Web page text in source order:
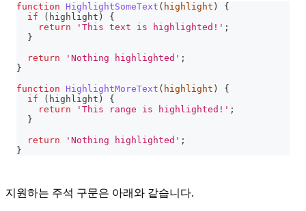
function HighlightSomeText ( highlight )
{
if
( highlight )
{
return
'This text is highlighted!' ;
}
return
'Nothing highlighted' ;
}
function
HighlightMoreText ( highlight )
{
if
( highlight )
{
return
'This range is highlighted!' ;
}
return
'Nothing highlighted' ;
}
지원하는 주석 구문은 아래와 같습니다.